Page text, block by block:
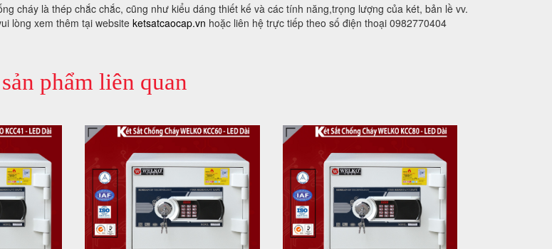
cháy là thép chắc chắc, cũng như kiểu dáng thiết kế và các tính năng,trọng lượng của két, bản lề vv.
lòng xem thêm tại website ketsatcaocap.vn hoặc liên hệ trực tiếp theo số điện thoại 0982770404
phẩm liên quan